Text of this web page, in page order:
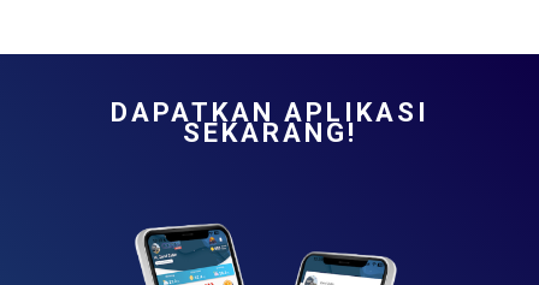
DAPATKAN APLIKASI
SEKARANG!